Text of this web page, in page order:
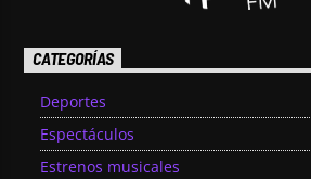
CATEGORÍAS
Deportes
Espectáculos
Estrenos musicales